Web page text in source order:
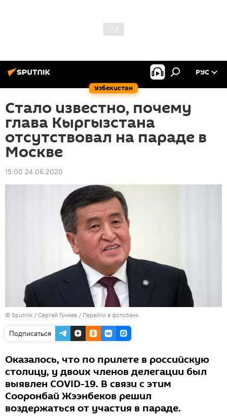
Узбекистан
РУС
Стало известно, почему
глава Кыргызстана
отсутствовал на параде в
Москве
15:00 24.06.2020
© Sputnik / Сергей Гунеев / Перейти в фотобанк
Подписаться
Оказалось, что по прилете в российскую
столицу, у двоих членов делегации был
выявлен COVID-19. В связи с этим
Сооронбай Жээнбеков решил
воздержаться от участия в параде.